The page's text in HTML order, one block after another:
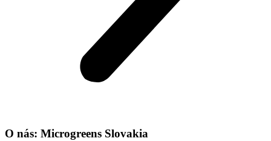
O nás: Microgreens Slovakia